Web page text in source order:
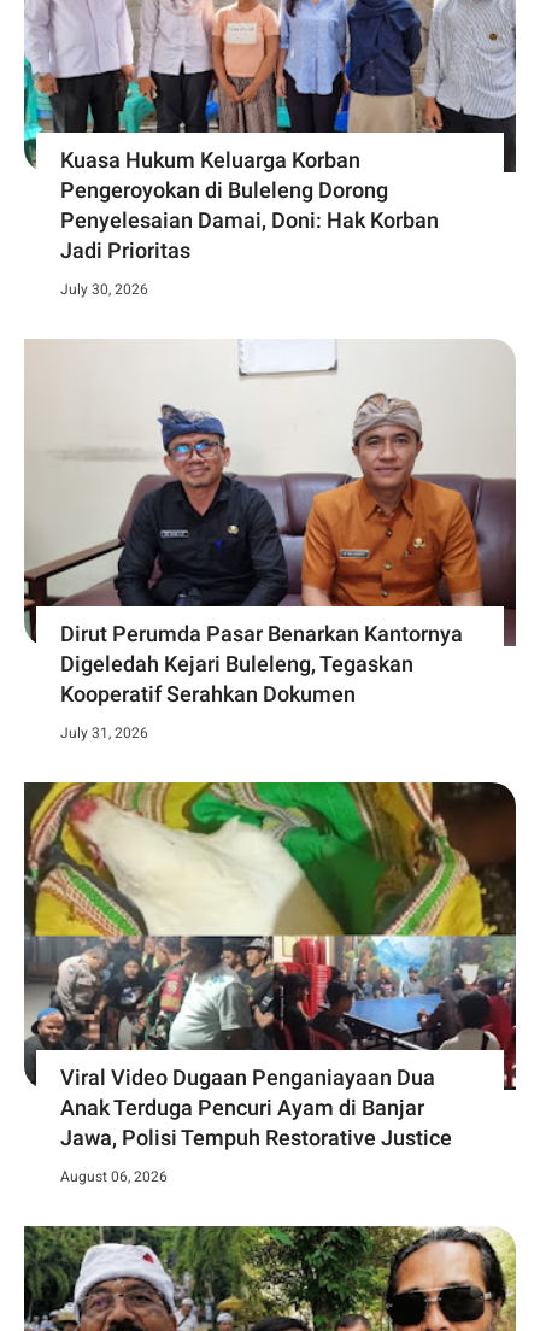
Kuasa Hukum Keluarga Korban
Pengeroyokan di Buleleng Dorong
Penyelesaian Damai, Doni: Hak Korban
Jadi Prioritas
July 30, 2026
Dirut Perumda Pasar Benarkan Kantornya
Digeledah Kejari Buleleng, Tegaskan
Kooperatif Serahkan Dokumen
July 31, 2026
Viral Video Dugaan Penganiayaan Dua
Anak Terduga Pencuri Ayam di Banjar
Jawa, Polisi Tempuh Restorative Justice
August 06, 2026